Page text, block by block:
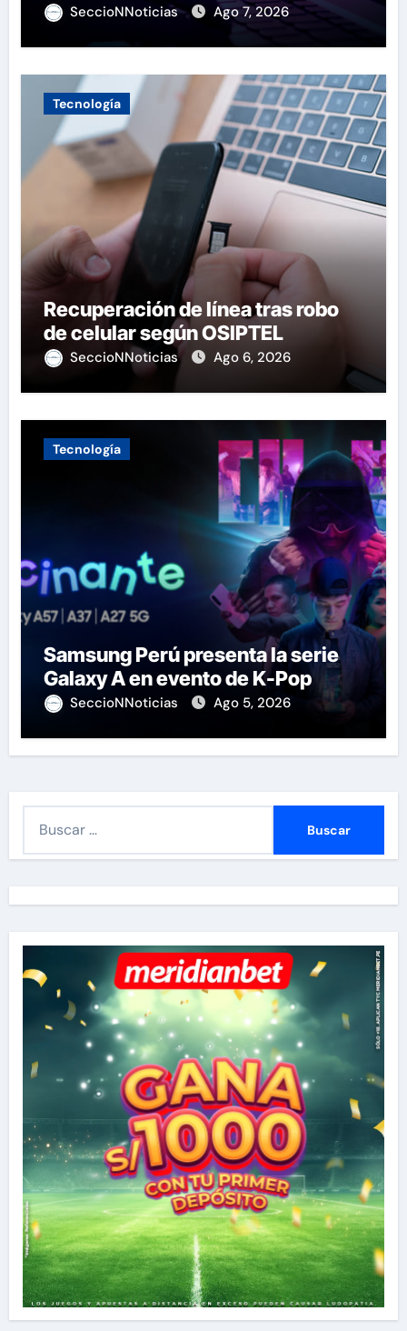
SeccioNNoticias Ago 7, 2026
Tecnología
Recuperación de línea tras robo
de celular según OSIPTEL
SeccioNNoticias Ago 6, 2026
Tecnología
Samsung Perú presenta la serie
Galaxy A en evento de K-Pop
SeccioNNoticias Ago 5, 2026
r
: